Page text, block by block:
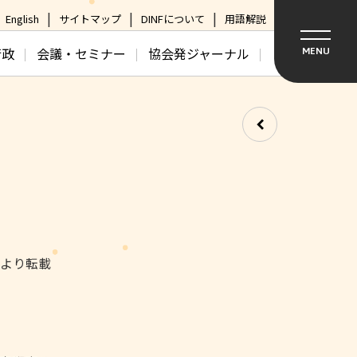
English サイトマップ DINFについて 用語解説
会議・セミナー 協会発ジャーナル MENU
り転載